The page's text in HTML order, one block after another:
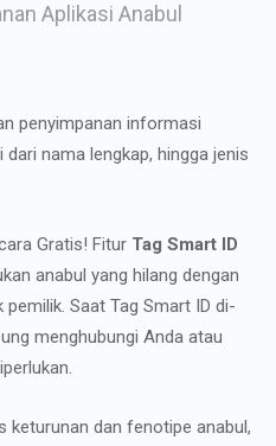
Aplikasi Anabul
penyimpanan informasi
nama lengkap, hingga jenis
Gratis! Fitur Tag Smart ID
anabul yang hilang dengan
Saat Tag Smart ID di-
menghubungi Anda atau
keturunan dan fenotipe anabul,